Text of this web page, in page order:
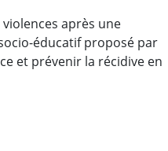
après une
éducatif proposé par
et prévenir la récidive en